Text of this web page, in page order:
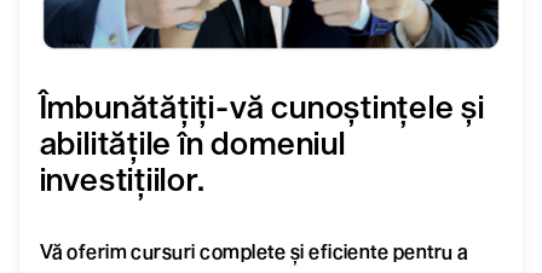
Îmbunătățiți-vă cunoștințele și
abilitățile în domeniul
investițiilor.
Vă oferim cursuri complete și eficiente pentru a